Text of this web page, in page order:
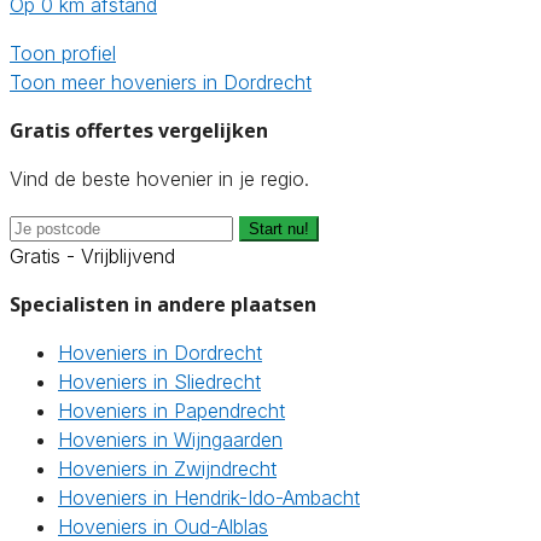
Toon profiel
Toon meer hoveniers in Dordrecht
Gratis offertes vergelijken
Vind de beste hovenier in je regio.
Start nu!
Gratis - Vrijblijvend
Specialisten in andere plaatsen
Hoveniers in Dordrecht
Hoveniers in Sliedrecht
Hoveniers in Papendrecht
Hoveniers in Wijngaarden
Hoveniers in Zwijndrecht
Hoveniers in Hendrik-Ido-Ambacht
Hoveniers in Oud-Alblas